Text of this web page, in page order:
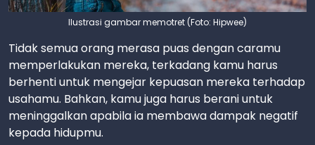
Ilustrasi gambar memotret (Foto: Hipwee)
Tidak semua orang merasa puas dengan caramu
memperlakukan mereka, terkadang kamu harus
berhenti untuk mengejar kepuasan mereka terhadap
usahamu. Bahkan, kamu juga harus berani untuk
meninggalkan apabila ia membawa dampak negatif
kepada hidupmu.